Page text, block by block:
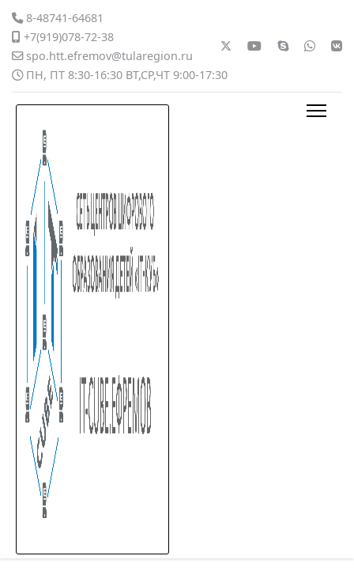
8-48741-64681
+7(919)078-72-38
spo.htt.efremov@tularegion.ru
ПН, ПТ 8:30-16:30 ВТ,СР,ЧТ 9:00-17:30